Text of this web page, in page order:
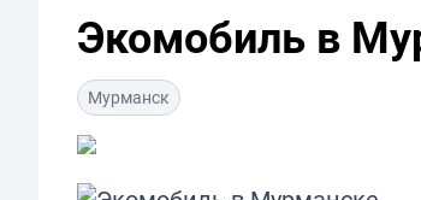
Экомобиль в
Мурманск